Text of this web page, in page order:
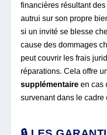
financières résultant
autrui sur son propre
si un invité se blesse
cause des dommages
peut couvrir les frais
réparations. Cela offre
supplémentaire en cas
survenant dans le cadre